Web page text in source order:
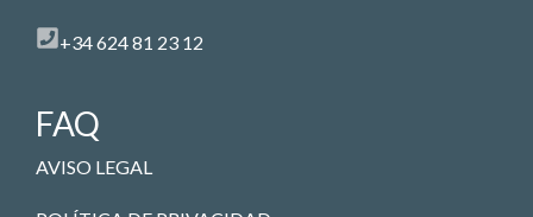
+34 624 81 23 12
FAQ
AVISO LEGAL